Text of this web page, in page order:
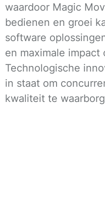
waardoor Magic
bedienen en groei
software
en maximale
Technologische
in staat om
kwaliteit te